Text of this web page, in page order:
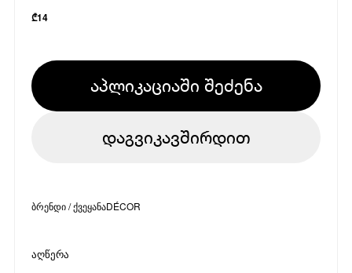
₾14
აპლიკაციაში შეძენა
დაგვიკავშირდით
ბრენდი / ქვეყანაDÉCOR
აღწერა